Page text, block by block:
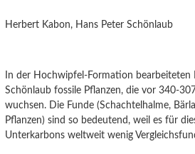
Herbert Kabon, Hans Peter Schönlaub
In der Hochwipfel-Formation
Schönlaub fossile Pflanzen, die vor 340-
wuchsen. Die Funde (Schachtelhalme,
Pflanzen) sind so bedeutend, weil es für
Unterkarbons weltweit wenig